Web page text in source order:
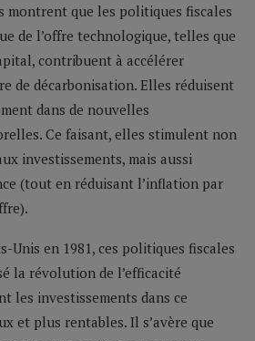
montrent que les politiques fiscales
de l’offre technologique, telles que
contribuent à accélérer
de décarbonisation. Elles réduisent
dans de nouvelles
Ce faisant, elles stimulent non
investissements, mais aussi
(tout en réduisant l’inflation par
Unis en 1981, ces politiques fiscales
la révolution de l’efficacité
les investissements dans ce
et plus rentables. Il s’avère que